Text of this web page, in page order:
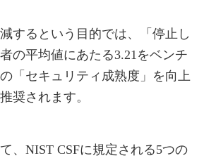
するという目的では、「停止し
の平均値にあたる3.21をベンチ
「セキュリティ成熟度」を向上
奨されます。
、NIST CSFに規定される5つの